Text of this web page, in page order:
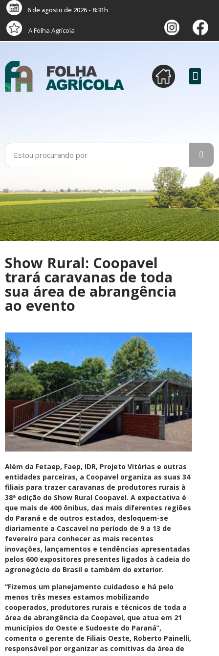
6 de agosto de 2026 - 8:31h
A Folha Agrícola
Show Rural: Coopavel
trará caravanas de toda
sua área de abrangência
ao evento
Além da Fetaep, Faep, IDR, Projeto Vitórias e outras
entidades parceiras, a Coopavel organiza as suas 34
filiais para trazer caravanas de produtores rurais à
38ª edição do Show Rural Coopavel. A expectativa é
que mais de 400 ônibus, das mais diferentes regiões
do Paraná e de outros estados, desloquem-se
diariamente a Cascavel no período de 9 a 13 de
fevereiro para conhecer as mais recentes
inovações, lançamentos e tendências apresentadas
pelos 600 expositores presentes ligados à cadeia do
agronegócio do Brasil e também do exterior.
“Fizemos um planejamento cuidadoso e há pelo
menos três meses estamos mobilizando
cooperados, produtores rurais e técnicos de toda a
área de abrangência da Coopavel, que atua em 21
municípios do Oeste e Sudoeste do Paraná”,
comenta o gerente de Filiais Oeste, Roberto Painelli,
responsável por organizar as comitivas da área de